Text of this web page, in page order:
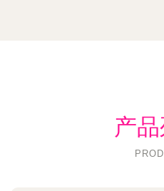
产